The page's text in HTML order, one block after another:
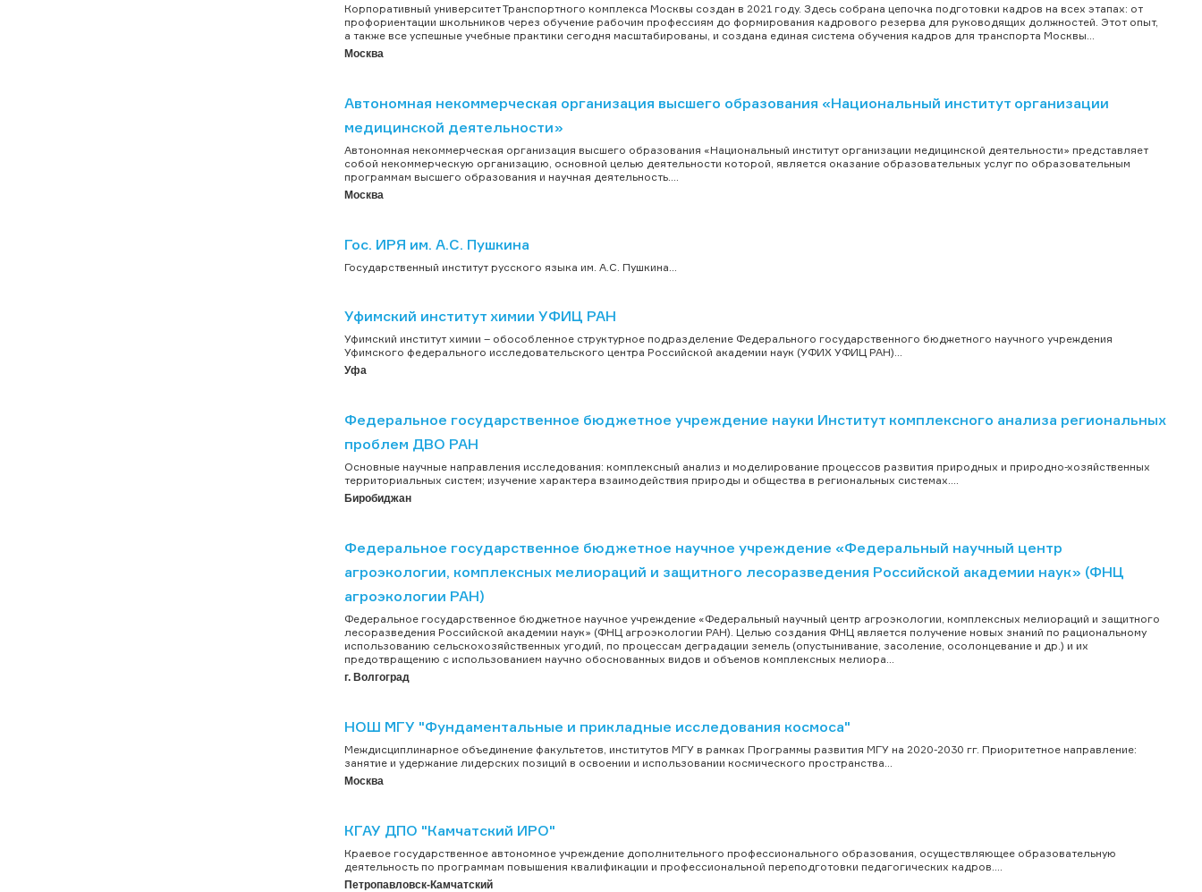
Корпоративный университет Транспортного комплекса Москвы создан в 2021 году. Здесь собрана цепочка подготовки кадров на всех этапах: от
профориентации школьников через обучение рабочим профессиям до формирования кадрового резерва для руководящих должностей. Этот опыт,
а также все успешные учебные практики сегодня масштабированы, и создана единая система обучения кадров для транспорта Москвы...
Москва
Автономная некоммерческая организация высшего образования «Национальный институт организации
медицинской деятельности»
Автономная некоммерческая организация высшего образования «Национальный институт организации медицинской деятельности» представляет
собой некоммерческую организацию, основной целью деятельности которой, является оказание образовательных услуг по образовательным
программам высшего образования и научная деятельность....
Москва
Гос. ИРЯ им. А.С. Пушкина
Государственный институт русского языка им. А.С. Пушкина...
Уфимский институт химии УФИЦ РАН
Уфимский институт химии – обособленное структурное подразделение Федерального государственного бюджетного научного учреждения
Уфимского федерального исследовательского центра Российской академии наук (УФИХ УФИЦ РАН)...
Уфа
Федеральное государственное бюджетное учреждение науки Институт комплексного анализа региональных
проблем ДВО РАН
Основные научные направления исследования: комплексный анализ и моделирование процессов развития природных и природно-хозяйственных
территориальных систем; изучение характера взаимодействия природы и общества в региональных системах....
Биробиджан
Федеральное государственное бюджетное научное учреждение «Федеральный научный центр
агроэкологии, комплексных мелиораций и защитного лесоразведения Российской академии наук» (ФНЦ
агроэкологии РАН)
Федеральное государственное бюджетное научное учреждение «Федеральный научный центр агроэкологии, комплексных мелиораций и защитного
лесоразведения Российской академии наук» (ФНЦ агроэкологии РАН). Целью создания ФНЦ является получение новых знаний по рациональному
использованию сельскохозяйственных угодий, по процессам деградации земель (опустынивание, засоление, осолонцевание и др.) и их
предотвращению с использованием научно обоснованных видов и объемов комплексных мелиора...
г. Волгоград
НОШ МГУ "Фундаментальные и прикладные исследования космоса"
Междисциплинарное объединение факультетов, институтов МГУ в рамках Программы развития МГУ на 2020-2030 гг. Приоритетное направление:
занятие и удержание лидерских позиций в освоении и использовании космического пространства...
Москва
КГАУ ДПО "Камчатский ИРО"
Краевое государственное автономное учреждение дополнительного профессионального образования, осуществляющее образовательную
деятельность по программам повышения квалификации и профессиональной переподготовки педагогических кадров....
Петропавловск-Камчатский